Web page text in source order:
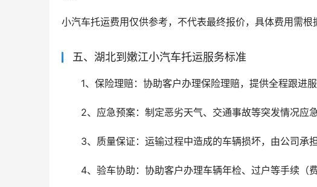
小汽车托运费用仅供参考，不代表最终报价，具体费用需根
五、湖北到嫩江小汽车托运服务标准
1、保险理赔：协助客户办理保险理赔，提供全程跟进服
2、应急预案：制定恶劣天气、交通事故等突发情况应
3、质量保证：运输过程中造成的车辆损坏，由公司承
4、验车协助：协助客户办理车辆年检、过户等手续（费